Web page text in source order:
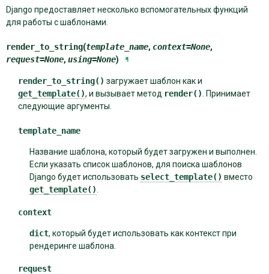
Django предоставляет несколько вспомогательных функций
для работы с шаблонами.
render_to_string(template_name, context=None,
request=None, using=None) ¶
render_to_string() загружает шаблон как и
get_template(), и вызывает метод render(). Принимает
следующие аргументы.
template_name
Название шаблона, который будет загружен и выполнен.
Если указать список шаблонов, для поиска шаблонов
Django будет использовать select_template() вместо
get_template().
context
dict, который будет использовать как контекст при
рендеринге шаблона.
request